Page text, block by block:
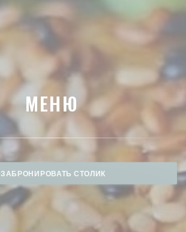
МЕНЮ
ЗАБРОНИРОВАТЬ СТОЛИК